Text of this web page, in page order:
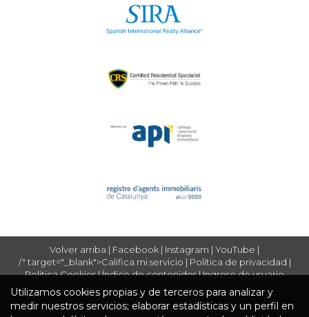
Volver arriba | Facebook | Instagram | YouTube |
/" target="_blank">Califica mi servicio | Política de privacidad |
Politica Cookies|Índice de contenidos|Ingreso de usuario
Utilizamos cookies propias y de terceros para analizar y
medir nuestros servicios; elaborar estadísticas y un perfil en